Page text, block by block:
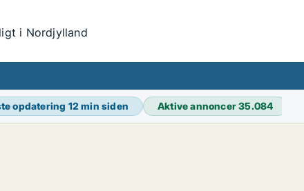
i Nordjylland
opdatering 12 min siden Aktive annoncer35.084